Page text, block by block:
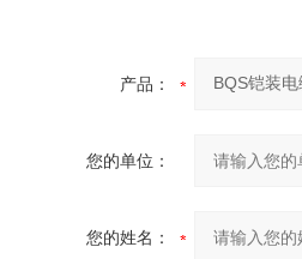
产品：
您的单位：
您的姓名：